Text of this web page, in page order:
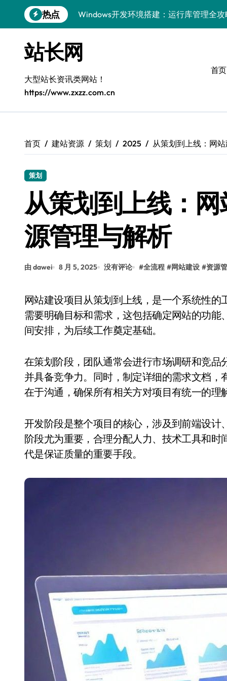
到
热点
Windows开发环境搭建：运行库管理全攻
鸿蒙云架构下弹性计算优化探索
计算机视觉索引漏洞深度剖析与修复
弹性计算重塑云架构：降本增效实战指南
驭5G之速，铸iOS移动互联新标杆
快速定位漏洞，优化索引效率
弹性架构赋能精准计算，重塑云端体验
站长网
大型站长资讯类网站！
https://www.zxzz.com.cn
首页
首页 建站资源 策划 2025 从策划到上线：网
策划
从策划到上线：
源管理与解析
由 dawei 8 月 5, 2025 没有评论 #全流程 #网站建设 #资源
网站建设项目从策划到上线，是一个系统性的工程，涉及多个阶段的协作与资源调配。项目初期
需要明确目标和需求，这包括确定网站的功
间安排，为后续工作奠定基础。
在策划阶段，团队通常会进行市场调研和竞
并具备竞争力。同时，制定详细的需求文档
在于沟通，确保所有相关方对项目有统一的理
开发阶段是整个项目的核心，涉及到前端设
阶段尤为重要，合理分配人力、技术工具和
代是保证质量的重要手段。